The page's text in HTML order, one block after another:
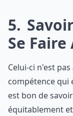
5
Se
Celui-ci n'est
compétence qui
est bon de
équitablement